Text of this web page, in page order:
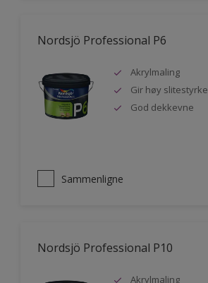
Nordsjö Professional P6
Akrylmaling
Gir høy slitestyrke
God dekkevne
Sammenligne
Nordsjö Professional P10
Akrylmaling